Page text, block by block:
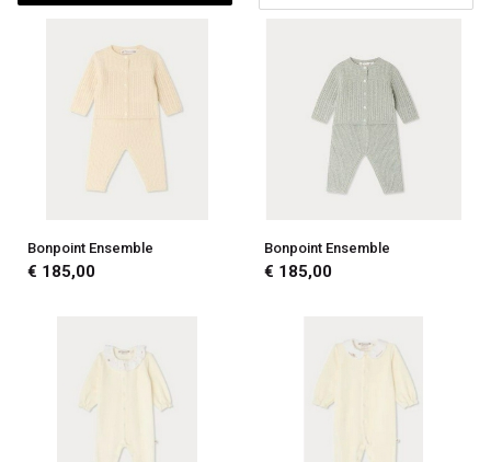
Bonpoint Ensemble
€ 185,00
Bonpoint Ensemble
€ 185,00